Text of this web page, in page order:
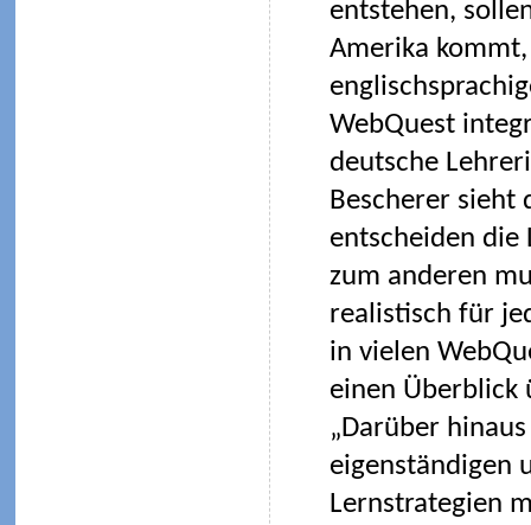
entstehen,
Amerika
WebQuest
deutsche
Bescherer sieht
entscheiden die
zum anderen
realistisch für
in vielen
einen Überblick
„Darüber
eigenständigen
Lernstrategien